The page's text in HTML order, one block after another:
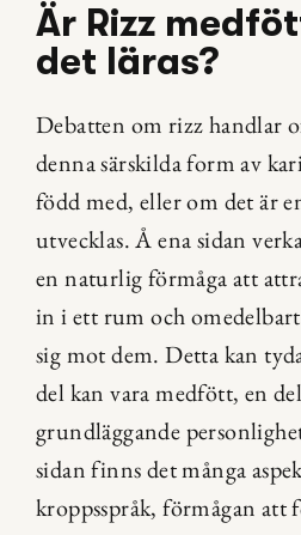
Är Rizz
det läras?
Debatten om rizz handlar
denna särskilda form av
född med, eller om det är
utvecklas. Å ena sidan
en naturlig förmåga att
in i ett rum och
sig mot dem. Detta kan
del kan vara medfött, en
grundläggande
sidan finns det många
kroppsspråk, förmågan att